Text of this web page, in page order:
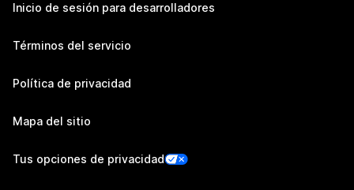
Inicio de sesión para desarrolladores
Términos del servicio
Política de privacidad
Mapa del sitio
Tus opciones de privacidad